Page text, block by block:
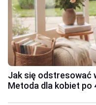
Jak się odstresować
Metoda dla kobiet po